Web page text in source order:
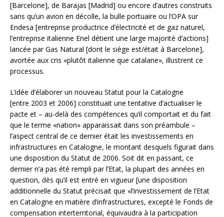
[Barcelone], de Barajas [Madrid] ou encore d’autres construits
sans qu’un avion en décolle, la bulle portuaire ou l’OPA sur
Endesa [entreprise productrice d’électricité et de gaz naturel,
l’entreprise italienne Enel détient une large majorité d’actions]
lancée par Gas Natural [dont le siège est/était à Barcelone],
avortée aux cris «plutôt italienne que catalane», illustrent ce
processus.
L’idée d’élaborer un nouveau Statut pour la Catalogne
[entre 2003 et 2006] constituait une tentative d’actualiser le
pacte et – au-delà des compétences qu’il comportait et du fait
que le terme «nation» apparaissait dans son préambule –
l’aspect central de ce dernier était les investissements en
infrastructures en Catalogne, le montant desquels figurait dans
une disposition du Statut de 2006. Soit dit en passant, ce
dernier n’a pas été rempli par l’Etat, la plupart des années en
question, dès qu’il est entré en vigueur [une disposition
additionnelle du Statut précisait que «l’investissement de l’Etat
en Catalogne en matière d’infrastructures, excepté le Fonds de
compensation interterritorial, équivaudra à la participation